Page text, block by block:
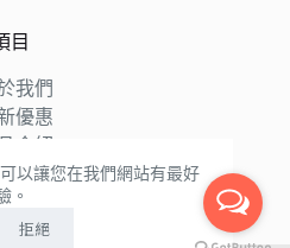
以讓您在我們網站有最好
。
拒絕
目
我們
優惠
介紹
知識
推薦
我們